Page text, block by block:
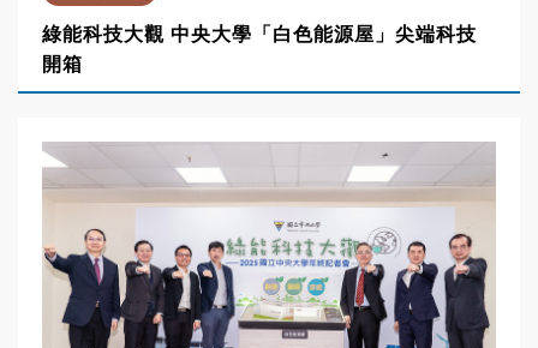
綠能科技大觀 中央大學「白色能源屋」尖端科技
開箱